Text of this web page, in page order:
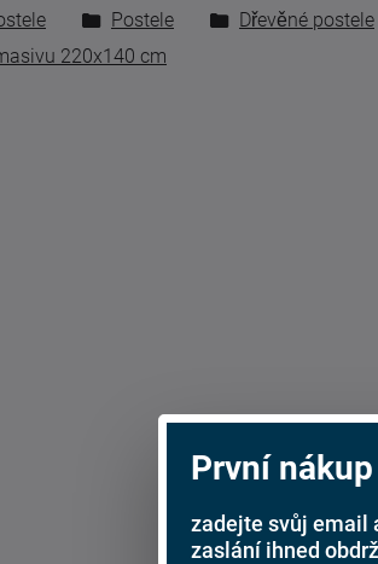
Postele Dřevěné postele
220x140 cm
První nákup
zadejte svůj email
zaslání ihned